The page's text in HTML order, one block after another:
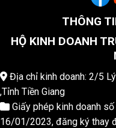
THÔNG
HỘ KINH DOANH
Địa chỉ kinh doanh: 2/5
,Tỉnh Tiền Giang
Giấy phép kinh doanh
16/01/2023, đăng ký thay